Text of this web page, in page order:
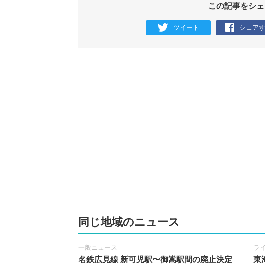
この記事をシ
ツイート シェア
同じ地域のニュース
一般ニュース
名鉄広見線 新可児駅〜御嵩駅間の廃止決定
ラ
東